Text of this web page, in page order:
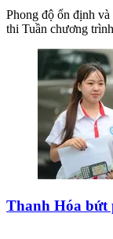
Phong độ ổn định
thi Tuần chương
Thanh Hóa bứt